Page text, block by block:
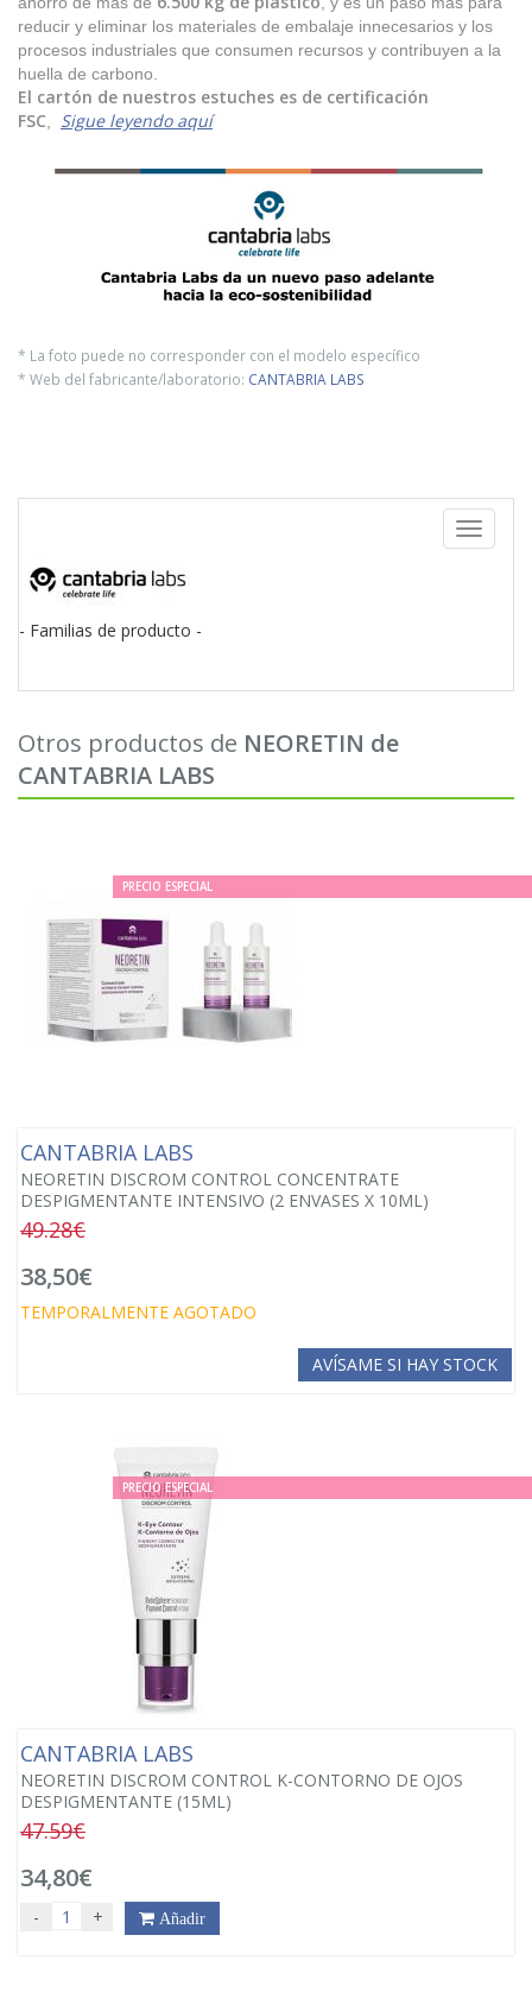
reducir y eliminar los materiales de embalaje innecesarios y los
procesos industriales que consumen recursos y contribuyen a la
huella de carbono.
El cartón de nuestros estuches es de certificación
FSC
Sigue leyendo aquí
* La foto puede no corresponder con el modelo específico
* Web del fabricante/laboratorio: CANTABRIA LABS
Toggle
- Familias de producto -
Otros productos de NEORETIN de
CANTABRIA LABS
PRECIO ESPECIAL
CANTABRIA LABS
NEORETIN DISCROM CONTROL CONCENTRATE
DESPIGMENTANTE INTENSIVO (2 ENVASES X 10ML)
49.28€
38,50€
TEMPORALMENTE AGOTADO
AVÍSAME SI HAY STOCK
PRECIO ESPECIAL
CANTABRIA LABS
NEORETIN DISCROM CONTROL K-CONTORNO DE OJOS
DESPIGMENTANTE (15ML)
47.59€
34,80€
- + Añadir